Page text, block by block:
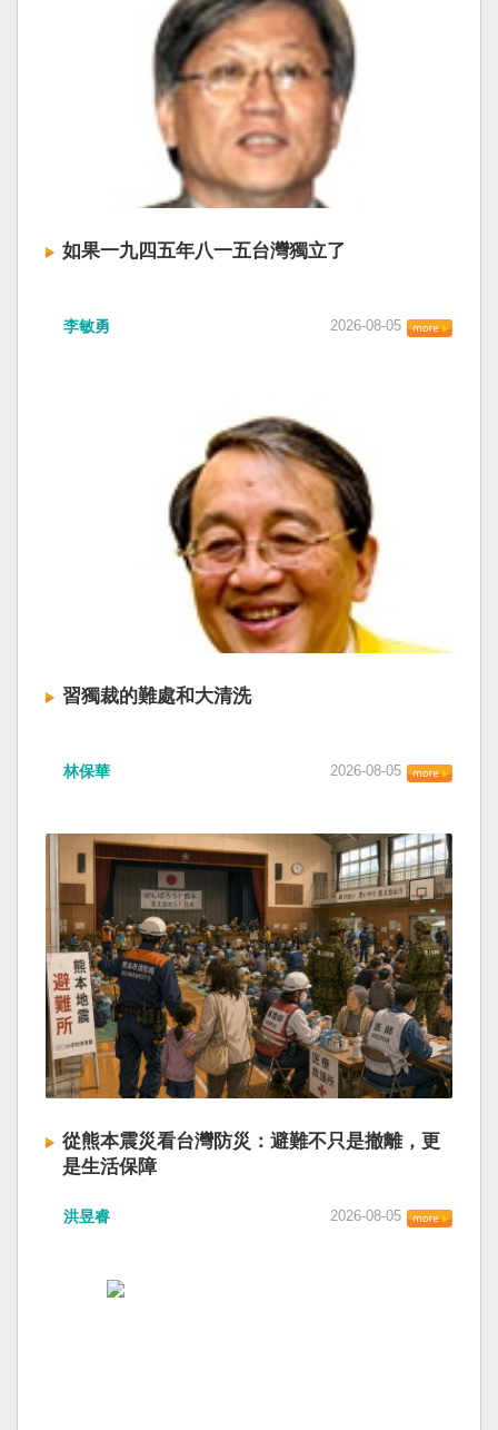
如果一九四五年八一五台灣獨立了
李敏勇 2026-08-05
習獨裁的難處和大清洗
林保華 2026-08-05
從熊本震災看台灣防災：避難不只是撤離，更
是生活保障
洪昱睿 2026-08-05